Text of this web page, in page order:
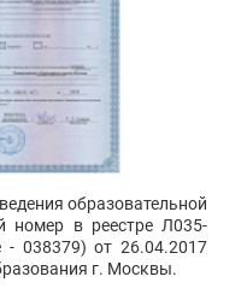
образовательной
номер в реестре Л035-
- 038379) от 26.04.2017
г. Москвы.